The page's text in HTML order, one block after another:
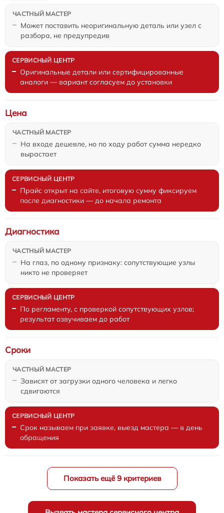
Может поставить неоригинальную деталь или узел с
разбора, не предупредив
Оригинальные детали или сертифицированные
аналоги — вариант согласуем до установки
На входе дешевле, но по ходу работ сумма нередко
вырастает
Цена
Прайс открыт на сайте, итоговую сумму фиксируем
после диагностики — до начала ремонта
На глаз, по одному признаку: сопутствующие узлы
никто не проверяет
Диагностика
По регламенту, с проверкой сопутствующих узлов;
результат озвучиваем до работ
Зависят от загрузки одного человека и легко
сдвигаются
Сроки
Срок называем при заявке, выезд мастера — в день
обращения
Показать ещё 9 критериев